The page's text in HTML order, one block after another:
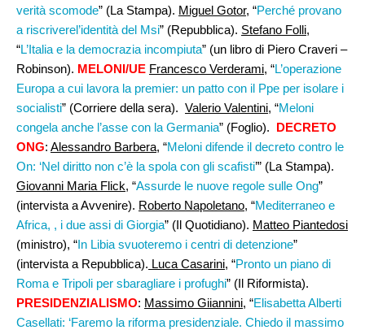
verità scomode” (La Stampa). Miguel Gotor, “Perché provano
a riscriverel’identità del Msi” (Repubblica). Stefano Folli,
“L’Italia e la democrazia incompiuta” (un libro di Piero Craveri –
Robinson). MELONI/UE Francesco Verderami, “L’operazione
Europa a cui lavora la premier: un patto con il Ppe per isolare i
socialisti” (Corriere della sera). Valerio Valentini, “Meloni
congela anche l’asse con la Germania” (Foglio). DECRETO
ONG: Alessandro Barbera, “Meloni difende il decreto contro le
On: ‘Nel diritto non c’è la spola con gli scafisti’” (La Stampa).
Giovanni Maria Flick, “Assurde le nuove regole sulle Ong”
(intervista a Avvenire). Roberto Napoletano, “Mediterraneo e
Africa, , i due assi di Giorgia” (Il Quotidiano). Matteo Piantedosi
(ministro), “In Libia svuoteremo i centri di detenzione”
(intervista a Repubblica). Luca Casarini, “Pronto un piano di
Roma e Tripoli per sbaragliare i profughi” (Il Riformista).
PRESIDENZIALISMO: Massimo Giiannini, “Elisabetta Alberti
Casellati: ‘Faremo la riforma presidenziale. Chiedo il massimo